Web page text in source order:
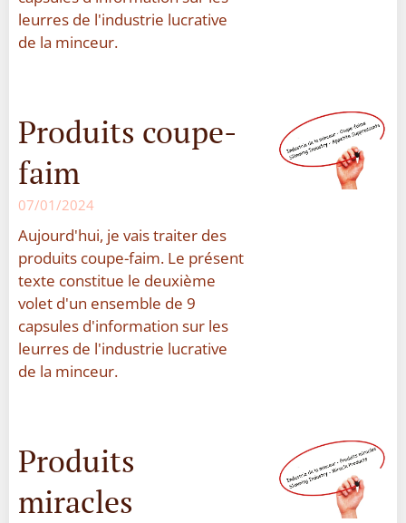
leurres de l'industrie lucrative
de la minceur.
Produits coupe-
faim
07/01/2024
Aujourd'hui, je vais traiter des
produits coupe-faim. Le présent
texte constitue le deuxième
volet d'un ensemble de 9
capsules d'information sur les
leurres de l'industrie lucrative
de la minceur.
Produits
miracles